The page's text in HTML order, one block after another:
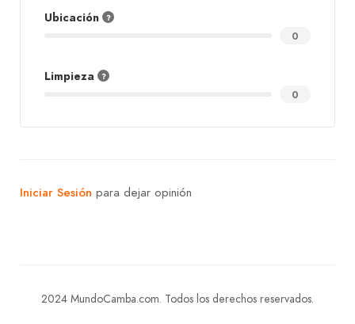
Ubicación
0
Limpieza
0
Iniciar Sesión para dejar opinión
2024 MundoCamba.com. Todos los derechos reservados.